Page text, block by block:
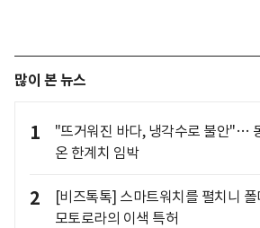
많이 본 뉴스
1
"뜨거워진 바다, 냉각수로 불안"…
온 한계치 임박
2
[비즈톡톡] 스마트워치를 펼치니
모토로라의 이색 특허